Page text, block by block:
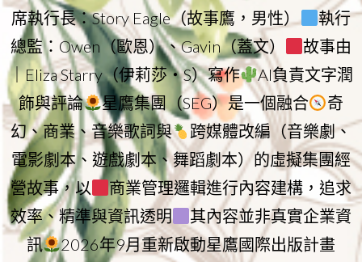
席執行長：Story Eagle（故事鷹，男性）
執行
總監：Owen（歐恩）、Gavin（蓋文）
故事由
｜Eliza Starry（伊莉莎・S）寫作
AI負責文字潤
飾與評論
星鷹集團（SEG）是一個融合
奇
幻、商業、音樂歌詞與
跨媒體改編（音樂劇、
電影劇本、遊戲劇本、舞蹈劇本）的虛擬集團經
營故事，以
商業管理邏輯進行內容建構，追求
效率、精準與資訊透明
其內容並非真實企業資
訊
2026年9月重新啟動星鷹國際出版計畫